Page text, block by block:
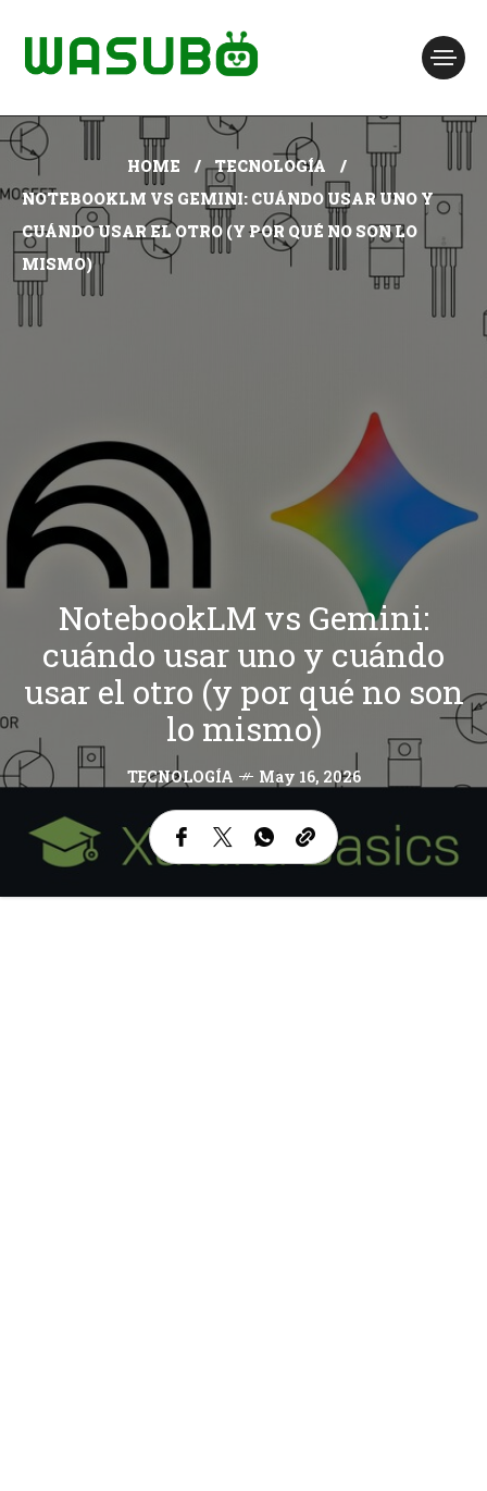
HOME
TECNOLOGÍA
NOTEBOOKLM VS GEMINI: CUÁNDO USAR UNO Y
CUÁNDO USAR EL OTRO (Y POR QUÉ NO SON LO
MISMO)
NotebookLM vs Gemini:
cuándo usar uno y cuándo
usar el otro (y por qué no son
lo mismo)
TECNOLOGÍA May 16, 2026